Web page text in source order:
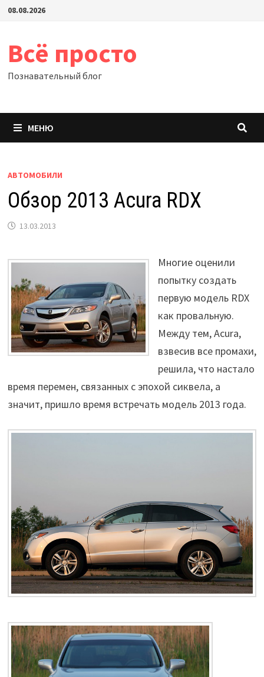
Перейти
08.08.2026
Всё просто
Познавательный блог
МЕНЮ
АВТОМОБИЛИ
Обзор 2013 Acura RDX
13.03.2013
Многие оценили
попытку создать
первую модель RDX
как провальную.
Между тем, Acura,
взвесив все промахи,
решила, что настало
время перемен, связанных с эпохой сиквела, а
значит, пришло время встречать модель 2013 года.